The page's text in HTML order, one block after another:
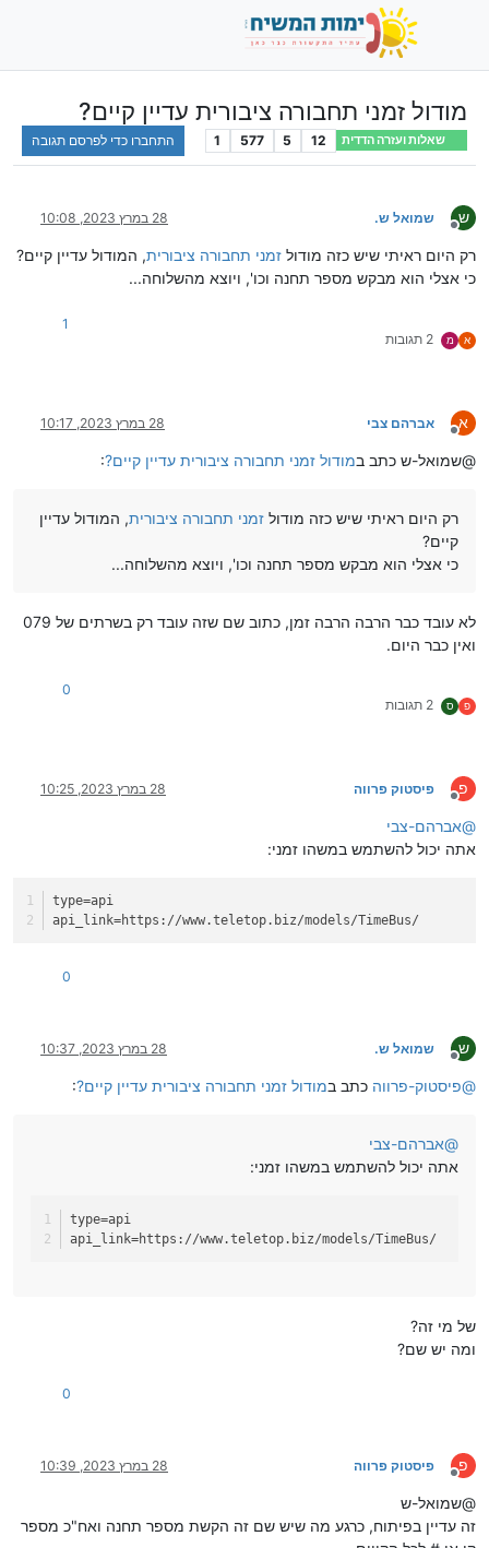
מודול זמני תחבורה ציבורית עדיין קיים?
שאלות ועזרה הדדית 12
5
577
1 התחברו כדי לפרסם תגובה
ש
מנותק
שמואל ש. 28 במרץ 2023, 10:08
רק היום ראיתי שיש כזה מודול זמני תחבורה ציבורית, המודול עדיין קיים?
כי אצלי הוא מבקש מספר תחנה וכו', ויוצא מהשלוחה...
א מ 2 תגובות
1
א
מנותק
אברהם צבי 28 במרץ 2023, 10:17
@שמואל-ש כתב במודול זמני תחבורה ציבורית עדיין קיים?:
רק היום ראיתי שיש כזה מודול זמני תחבורה ציבורית, המודול עדיין
קיים?
כי אצלי הוא מבקש מספר תחנה וכו', ויוצא מהשלוחה...
לא עובד כבר הרבה הרבה זמן, כתוב שם שזה עובד רק בשרתים של 079
ואין כבר היום.
פ ס 2 תגובות
0
פ
מנותק
פיסטוק פרווה 28 במרץ 2023, 10:25
@אברהם-צבי
אתה יכול להשתמש במשהו זמני:
type=api
api_link=https://www.teletop.biz/models/TimeBus/
0
ש
מנותק
שמואל ש. 28 במרץ 2023, 10:37
@פיסטוק-פרווה כתב במודול זמני תחבורה ציבורית עדיין קיים?:
@אברהם-צבי
אתה יכול להשתמש במשהו זמני:
type=api
api_link=https://www.teletop.biz/models/TimeBus/
של מי זה?
ומה יש שם?
0
פ
מנותק
פיסטוק פרווה 28 במרץ 2023, 10:39
@שמואל-ש
זה עדיין בפיתוח, כרגע מה שיש שם זה הקשת מספר תחנה ואח"כ מספר